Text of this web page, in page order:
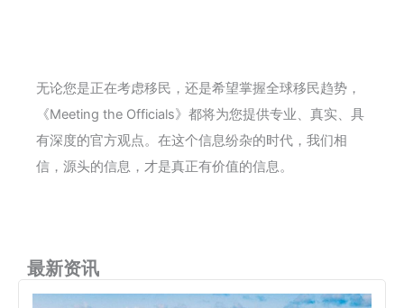
无论您是正在考虑移民，还是希望掌握全球移民趋势，
《Meeting the Officials》都将为您提供专业、真实、具
有深度的官方观点。在这个信息纷杂的时代，我们相
信，源头的信息，才是真正有价值的信息。
最新资讯